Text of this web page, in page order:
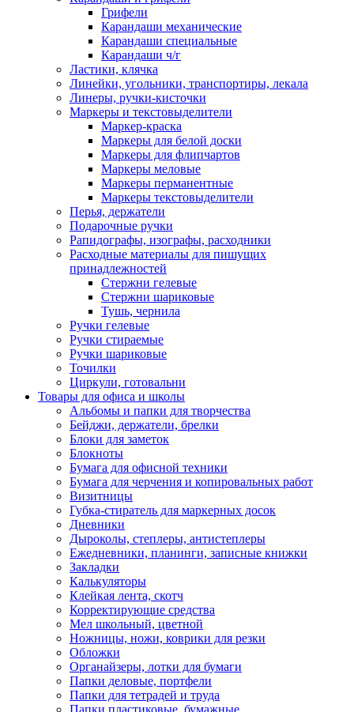
Грифели
Карандаши механические
Карандаши специальные
Карандаши ч/г
Ластики, клячка
Линейки, угольники, транспортиры, лекала
Линеры, ручки-кисточки
Маркеры и текстовыделители
Маркер-краска
Маркеры для белой доски
Маркеры для флипчартов
Маркеры меловые
Маркеры перманентные
Маркеры текстовыделители
Перья, держатели
Подарочные ручки
Рапидографы, изографы, расходники
Расходные материалы для пишущих
принадлежностей
Стержни гелевые
Стержни шариковые
Тушь, чернила
Ручки гелевые
Ручки стираемые
Ручки шариковые
Точилки
Циркули, готовальни
Товары для офиса и школы
Альбомы и папки для творчества
Бейджи, держатели, брелки
Блоки для заметок
Блокноты
Бумага для офисной техники
Бумага для черчения и копировальных работ
Визитницы
Губка-стиратель для маркерных досок
Дневники
Дыроколы, степлеры, антистеплеры
Ежедневники, планинги, записные книжки
Закладки
Калькуляторы
Клейкая лента, скотч
Корректирующие средства
Мел школьный, цветной
Ножницы, ножи, коврики для резки
Обложки
Органайзеры, лотки для бумаги
Папки деловые, портфели
Папки для тетрадей и труда
Папки пластиковые, бумажные